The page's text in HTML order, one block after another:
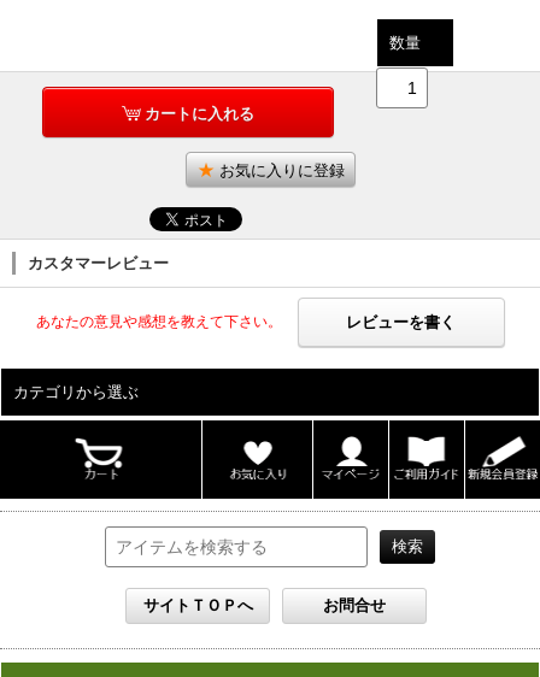
数量
カートに入れる
お気に入りに登録
カスタマーレビュー
あなたの意見や感想を教えて下さい。 レビューを書く
カテゴリから選ぶ
女性写真集